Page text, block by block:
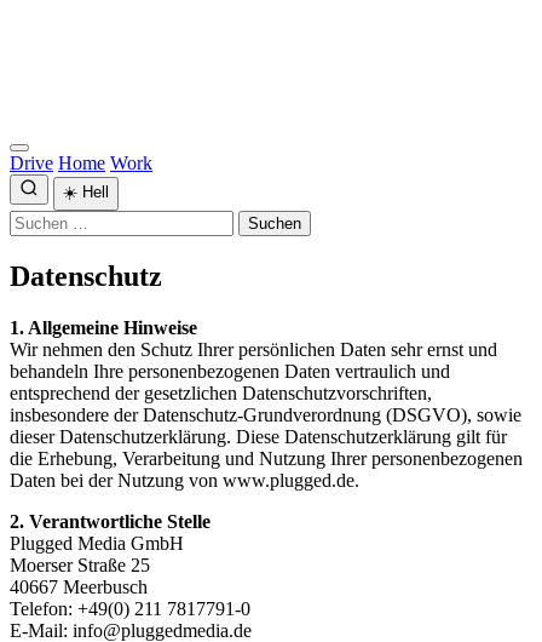
Drive Home Work
☀️ Hell
Suchen
nach:
Datenschutz
1. Allgemeine Hinweise
Wir nehmen den Schutz Ihrer persönlichen Daten sehr ernst und
behandeln Ihre personenbezogenen Daten vertraulich und
entsprechend der gesetzlichen Datenschutzvorschriften,
insbesondere der Datenschutz-Grundverordnung (DSGVO), sowie
dieser Datenschutzerklärung. Diese Datenschutzerklärung gilt für
die Erhebung, Verarbeitung und Nutzung Ihrer personenbezogenen
Daten bei der Nutzung von www.plugged.de.
2. Verantwortliche Stelle
Plugged Media GmbH
Moerser Straße 25
40667 Meerbusch
Telefon: +49(0) 211 7817791-0
E-Mail: info@pluggedmedia.de